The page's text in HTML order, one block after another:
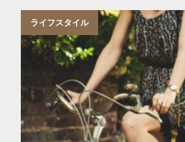
ライフスタイル